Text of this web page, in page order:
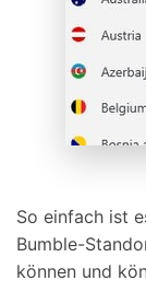
So einfach ist
Bumble-
können und